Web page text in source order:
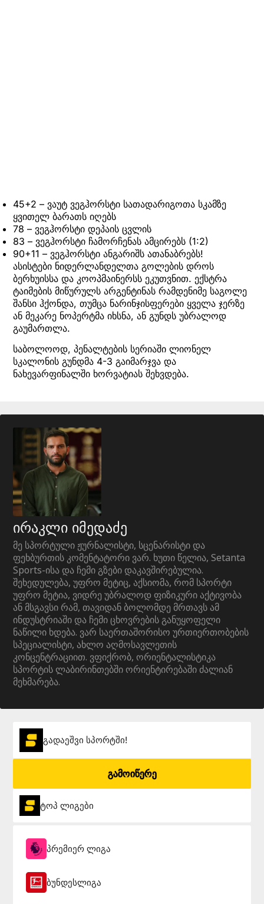
45+2 – ვაუტ ვეგჰორსტი სათადარიგოთა სკამზე
ყვითელ ბარათს იღებს
78 – ვეგჰორსტი დეპაის ცვლის
83 – ვეგჰორსტი ჩამორჩენას ამცირებს (1:2)
90+11 – ვეგჰორსტი ანგარიშს ათანაბრებს!
ასისტები ნიდერლანდელთა გოლების დროს
ბერხუისსა და კოოპმაინერსს ეკუთვნით. ექსტრა
ტაიმების მიწურულს არგენტინას რამდენიმე საგოლე
შანსი ჰქონდა, თუმცა ნარინჯისფერები ყველა ჯერზე
ან მეკარე ნოპერტმა იხსნა, ან გუნდს უბრალოდ
გაუმართლა.
საბოლოოდ, პენალტების სერიაში ლიონელ
სკალონის გუნდმა 4-3 გაიმარჯვა და
ნახევარფინალში ხორვატიას შეხვდება.
ირაკლი იმედაძე
მე სპორტული ჟურნალისტი, სცენარისტი და
ფეხბურთის კომენტატორი ვარ. ხუთი წელია, Setanta
Sports-ისა და ჩემი გზები დაკავშირებულია.
შეხედულება, უფრო მეტიც, აქსიომა, რომ სპორტი
უფრო მეტია, ვიდრე უბრალოდ ფიზიკური აქტივობა
ან მსგავსი რამ, თავიდან ბოლომდე მრთავს ამ
ინდუსტრიაში და ჩემი ცხოვრების განუყოფელი
ნაწილი ხდება. ვარ საერთაშორისო ურთიერთობების
სპეციალისტი, ახლო აღმოსავლეთის
კონცენტრაციით. ვფიქრობ, ორიენტალისტიკა
სპორტის ლაბირინთებში ორიენტირებაში ძალიან
მეხმარება.
გადაეშვი სპორტში!
გამოიწერე
ტოპ ლიგები
პრემიერ ლიგა
ბუნდესლიგა